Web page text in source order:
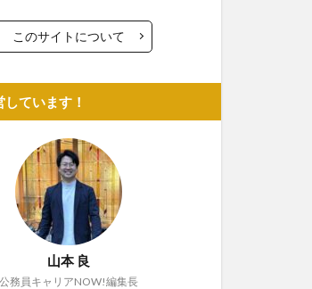
このサイトについて
ています！
山本 良
公務員キャリアNOW!編集長